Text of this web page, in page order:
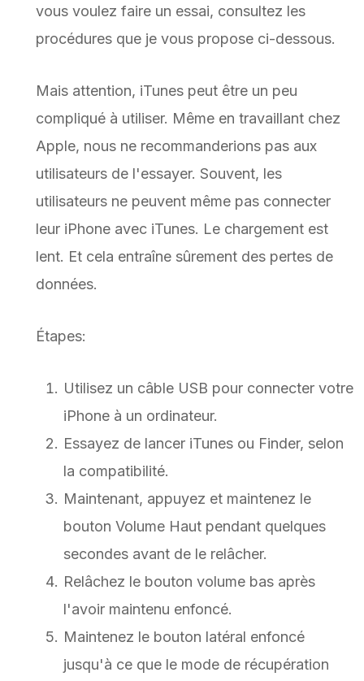
vous voulez faire un essai, consultez les
procédures que je vous propose ci-dessous.
Mais attention, iTunes peut être un peu
compliqué à utiliser. Même en travaillant chez
Apple, nous ne recommanderions pas aux
utilisateurs de l'essayer. Souvent, les
utilisateurs ne peuvent même pas connecter
leur iPhone avec iTunes. Le chargement est
lent. Et cela entraîne sûrement des pertes de
données.
Étapes:
Utilisez un câble USB pour connecter votre
iPhone à un ordinateur.
Essayez de lancer iTunes ou Finder, selon
la compatibilité.
Maintenant, appuyez et maintenez le
bouton Volume Haut pendant quelques
secondes avant de le relâcher.
Relâchez le bouton volume bas après
l'avoir maintenu enfoncé.
Maintenez le bouton latéral enfoncé
jusqu'à ce que le mode de récupération